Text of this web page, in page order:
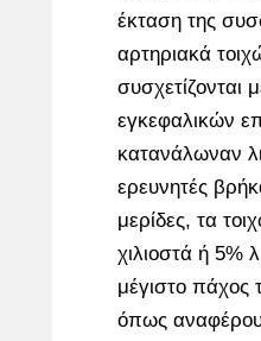
έκταση της
αρτηριακά
εγκεφαλικών
κατανάλωναν
ερευνητές
μερίδες, τα
χιλιοστά ή 5%
μέγιστο πάχος
όπως